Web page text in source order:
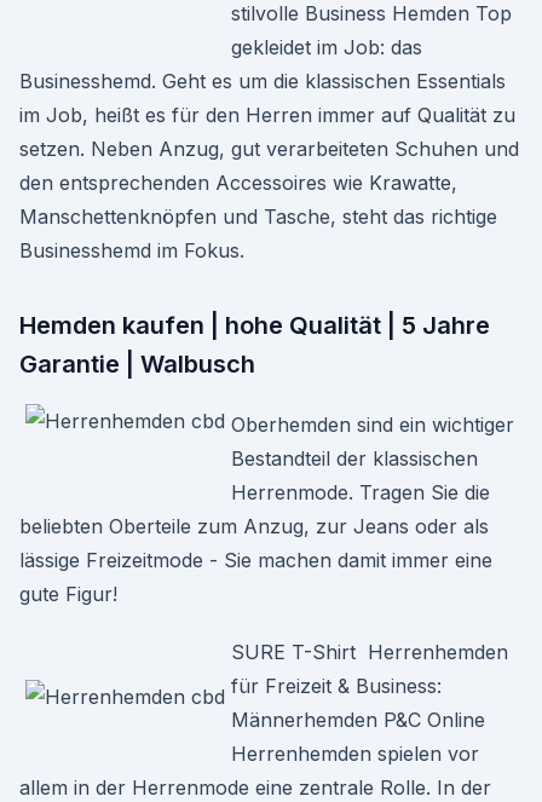
stilvolle Business Hemden Top
gekleidet im Job: das
Businesshemd. Geht es um die klassischen Essentials
im Job, heißt es für den Herren immer auf Qualität zu
setzen. Neben Anzug, gut verarbeiteten Schuhen und
den entsprechenden Accessoires wie Krawatte,
Manschettenknöpfen und Tasche, steht das richtige
Businesshemd im Fokus.
Hemden kaufen | hohe Qualität | 5 Jahre
Garantie | Walbusch
Oberhemden sind ein wichtiger
Bestandteil der klassischen
Herrenmode. Tragen Sie die
beliebten Oberteile zum Anzug, zur Jeans oder als
lässige Freizeitmode - Sie machen damit immer eine
gute Figur!
SURE T-Shirt Herrenhemden
für Freizeit & Business:
Männerhemden P&C Online
Herrenhemden spielen vor
allem in der Herrenmode eine zentrale Rolle. In der